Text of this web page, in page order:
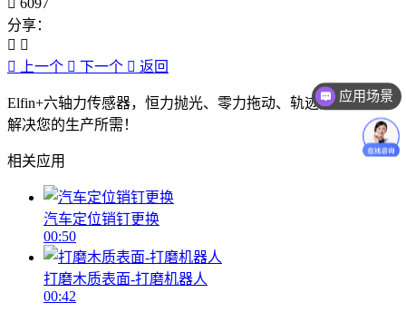
分享：
上一个 下一个 返回
Elfin+六轴力传感器，恒力抛光、零力拖动、轨迹贴合，完美
解决您的生产所需！
相关应用
汽车定位销钉更换
00:50
打磨木质表面-打磨机器人
00:42
应用场景